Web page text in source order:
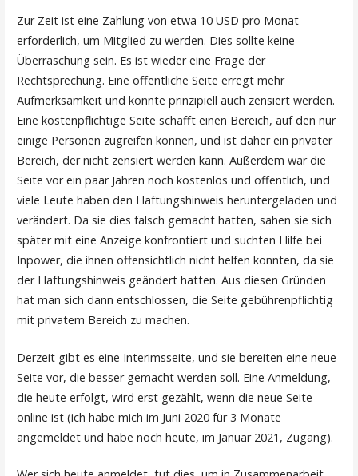
Zur Zeit ist eine Zahlung von etwa 10 USD pro Monat
erforderlich, um Mitglied zu werden. Dies sollte keine
Überraschung sein. Es ist wieder eine Frage der
Rechtsprechung. Eine öffentliche Seite erregt mehr
Aufmerksamkeit und könnte prinzipiell auch zensiert werden.
Eine kostenpflichtige Seite schafft einen Bereich, auf den nur
einige Personen zugreifen können, und ist daher ein privater
Bereich, der nicht zensiert werden kann. Außerdem war die
Seite vor ein paar Jahren noch kostenlos und öffentlich, und
viele Leute haben den Haftungshinweis heruntergeladen und
verändert. Da sie dies falsch gemacht hatten, sahen sie sich
später mit eine Anzeige konfrontiert und suchten Hilfe bei
Inpower, die ihnen offensichtlich nicht helfen konnten, da sie
der Haftungshinweis geändert hatten. Aus diesen Gründen
hat man sich dann entschlossen, die Seite gebührenpflichtig
mit privatem Bereich zu machen.
Derzeit gibt es eine Interimsseite, und sie bereiten eine neue
Seite vor, die besser gemacht werden soll. Eine Anmeldung,
die heute erfolgt, wird erst gezählt, wenn die neue Seite
online ist (ich habe mich im Juni 2020 für 3 Monate
angemeldet und habe noch heute, im Januar 2021, Zugang).